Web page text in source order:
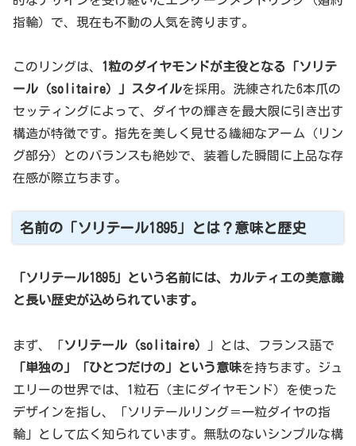
指輪）で、現在も不動の人気を誇ります。
このリングは、 1粒のダイヤモンドが主役となる「ソリテ
ール（solitaire）」スタイルを採用。洗練された6本爪の
セッティングによって、ダイヤの輝きを最大限に引き出す
構造が特徴です。指先を美しく見せる繊細なアーム（リン
グ部分）とのバランスも絶妙で、装着した瞬間に上品な存
在感が際立ちます。
名前の「ソリテール1895」とは？意味と歴史
「ソリテール1895」という名前には、カルティエの美意識
と長い歴史が込められています。
まず、「ソリテール（solitaire）
」とは、フランス語で
「単独の」「ひとつだけの」という意味を持ちます。ジュ
エリーの世界では、1粒石（主にダイヤモンド）を使った
デザインを指し、「ソリテールリング＝一粒ダイヤの指
輪」として広く知られています。無駄のないシンプルな構